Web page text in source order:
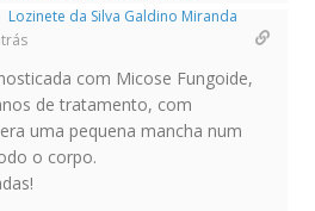
Lozinete da Silva Galdino Miranda
com Micose Fungoide,
de tratamento, com
uma pequena mancha num
o corpo.